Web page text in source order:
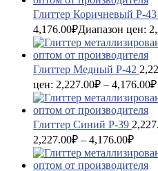
Глиттер Коричневый P-43
4,176.00₽Диапазон цен:
Глиттер Медный P-42
цен: 2,227.00₽ – 4,176.00₽
Глиттер Синий P-39
2,227.00₽ – 4,176.00₽